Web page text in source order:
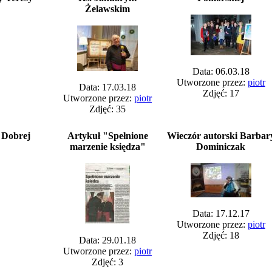
Żelawskim
Data: 17.03.18
Utworzone przez:piotr
Zdjęć: 35
Data: 06.03.18
Utworzone przez: piotr
Zdjęć: 17
Dobrej
Artykuł "Spełnione
marzenie księdza"
Data: 29.01.18
Utworzone przez:piotr
Zdjęć: 3
Wieczór autorski
Dominiczak
Data: 17.12.17
Utworzone przez: piotr
Zdjęć: 18